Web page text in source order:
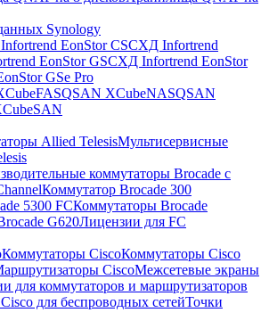
Synology
EonStor CSСХД Infortrend
EonStor GSСХД Infortrend EonStor
GSe Pro
QSAN XCubeNASQSAN
Allied TelesisМультисервисные
коммутаторы Brocade с
Коммутатор Brocade 300
5300 FCКоммутаторы Brocade
G620Лицензии для FC
Коммутаторы CiscoКоммутаторы Cisco
CiscoМежсетевые экраны
для коммутаторов и маршрутизаторов
для беспроводных сетейТочки